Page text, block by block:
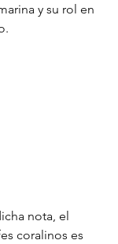
y su rol en
nota, el
coralinos es